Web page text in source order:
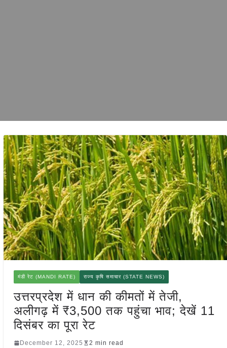
मंडी रेट (MANDI RATE) राज्य कृषि समाचार (STATE NEWS)
उत्तरप्रदेश में धान की कीमतों में तेजी,
अलीगढ़ में ₹3,500 तक पहुंचा भाव; देखें 11
दिसंबर का पूरा रेट
December 12, 2025
2 min read